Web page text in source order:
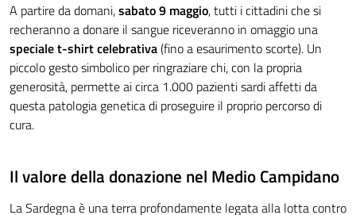
A partire da domani,sabato 9 maggio, tutti i cittadini che si
recheranno a donare il sangue riceveranno in omaggio una
speciale t-shirt celebrativa(fino a esaurimento scorte). Un
piccolo gesto simbolico per ringraziare chi, con la propria
generosità, permette ai circa 1.000 pazienti sardi affetti da
questa patologia genetica di proseguire il proprio percorso di
cura.
Il valore della donazione nel Medio Campidano
La Sardegna è una terra profondamente legata alla lotta contro